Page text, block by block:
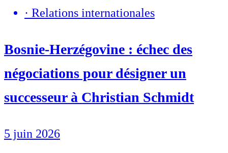
· Relations internationales
Bosnie-Herzégovine : échec des
négociations pour désigner un
successeur à Christian Schmidt
5 juin 2026